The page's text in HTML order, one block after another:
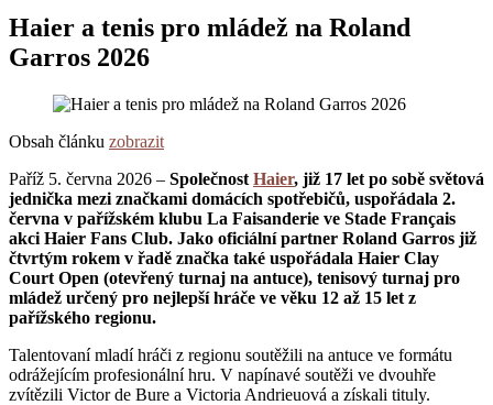
Haier a tenis pro mládež na Roland
Garros 2026
Obsah článku zobrazit
Paříž 5. června 2026 – Společnost Haier, již 17 let po sobě světová
jednička mezi značkami domácích spotřebičů, uspořádala 2.
června v pařížském klubu La Faisanderie ve Stade Français
akci Haier Fans Club. Jako oficiální partner Roland Garros již
čtvrtým rokem v řadě značka také uspořádala Haier Clay
Court Open (otevřený turnaj na antuce), tenisový turnaj pro
mládež určený pro nejlepší hráče ve věku 12 až 15 let z
pařížského regionu.
Talentovaní mladí hráči z regionu soutěžili na antuce ve formátu
odrážejícím profesionální hru. V napínavé soutěži ve dvouhře
zvítězili Victor de Bure a Victoria Andrieuová a získali tituly.